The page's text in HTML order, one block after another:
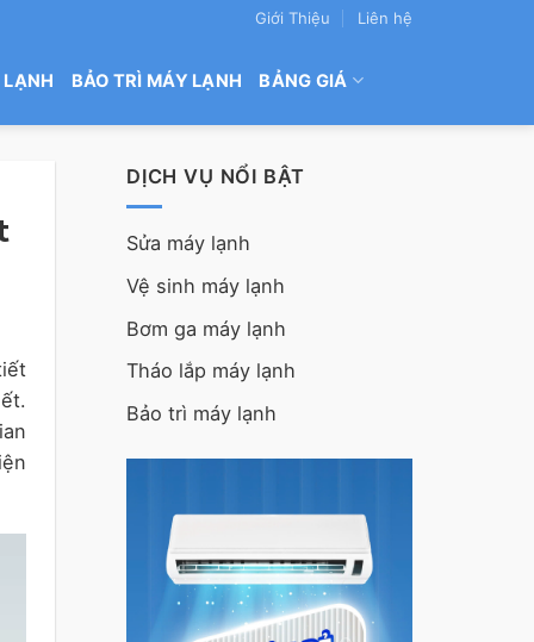
Giới Thiệu Liên hệ
BẢO TRÌ MÁY LẠNH BẢNG GIÁ
DỊCH VỤ NỔI BẬT
Sửa máy lạnh
Vệ sinh máy lạnh
Bơm ga máy lạnh
Tháo lắp máy lạnh
Bảo trì máy lạnh